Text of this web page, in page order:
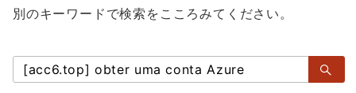
別のキーワードで検索をこころみてください。
検
索：